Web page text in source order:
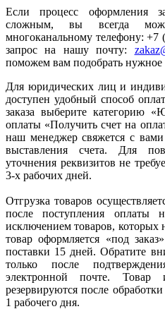
Если процесс оформления
сложным, вы всегда
многоканальному телефону: +7
запрос на нашу почту:
поможем вам подобрать нужное
Для юридических лиц и
доступен удобный способ
заказа выберите категорию
оплаты «Получить счет на
наш менеджер свяжется с
выставления счета. Для
уточнения реквизитов не
3-х рабочих дней.
Отгрузка товаров
после поступления оплаты
исключением товаров, которых
товар оформляется «под
поставки 15 дней. Обратите
только после
электронной почте. Товар
резервируются после
1 рабочего дня.